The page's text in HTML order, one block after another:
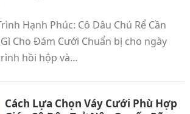
Hạnh Phúc: Cô Dâu Chú Rể Cần
Cho Đám Cưới Chuẩn bị cho ngày
hồi hộp và…
Cách Lựa Chọn Váy Cưới Phù Hợp